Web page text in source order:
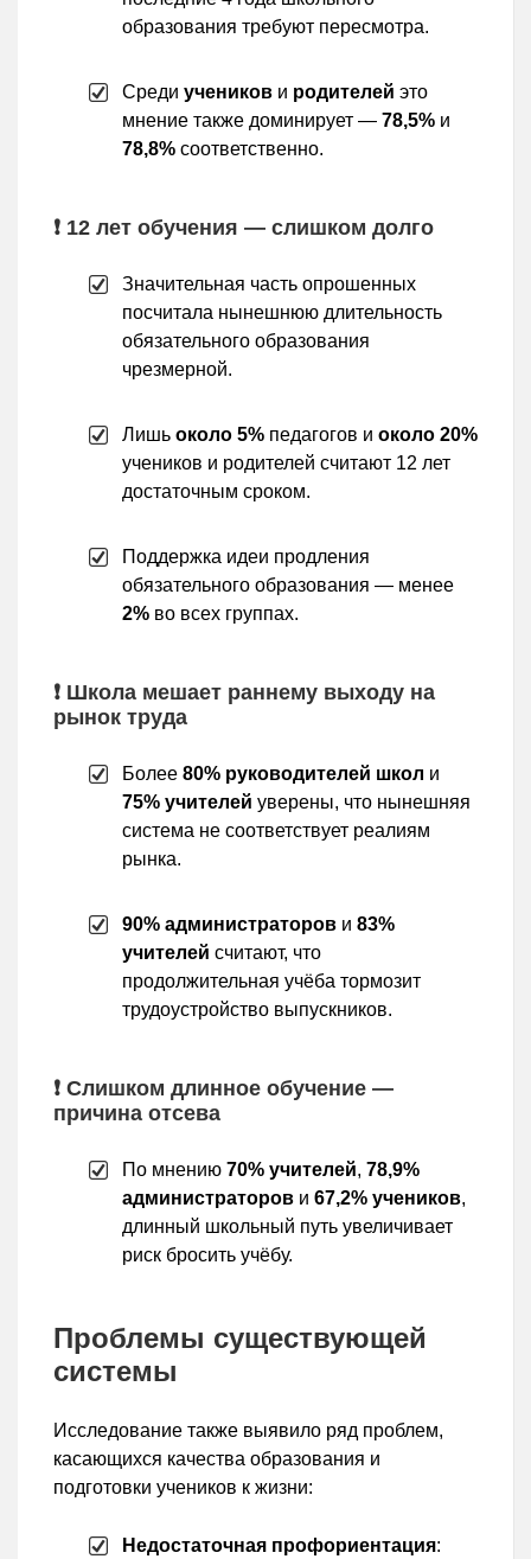
образования требуют пересмотра.
Среди учеников и родителей это
мнение также доминирует — 78,5% и
78,8% соответственно.
❗ 12 лет обучения — слишком долго
Значительная часть опрошенных
посчитала нынешнюю длительность
обязательного образования
чрезмерной.
Лишь около 5% педагогов и около 20%
учеников и родителей считают 12 лет
достаточным сроком.
Поддержка идеи продления
обязательного образования — менее
2% во всех группах.
❗ Школа мешает раннему выходу на
рынок труда
Более 80% руководителей школ и
75% учителей уверены, что нынешняя
система не соответствует реалиям
рынка.
90% администраторов и 83%
учителей считают, что
продолжительная учёба тормозит
трудоустройство выпускников.
❗ Слишком длинное обучение —
причина отсева
По мнению 70% учителей, 78,9%
администраторов и 67,2% учеников,
длинный школьный путь увеличивает
риск бросить учёбу.
Проблемы существующей
системы
Исследование также выявило ряд проблем,
касающихся качества образования и
подготовки учеников к жизни:
Недостаточная профориентация: